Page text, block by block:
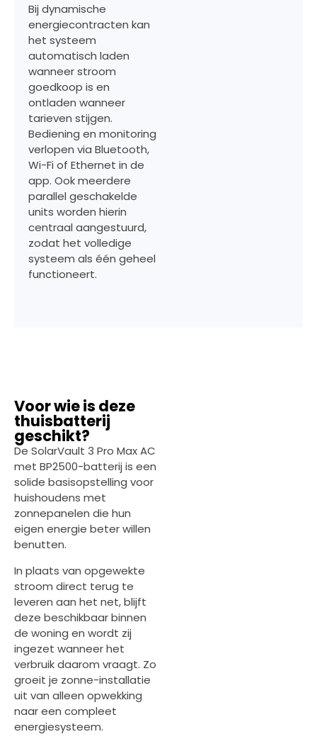
Bij dynamische
energiecontracten kan
het systeem
automatisch laden
wanneer stroom
goedkoop is en
ontladen wanneer
tarieven stijgen.
Bediening en monitoring
verlopen via Bluetooth,
Wi-Fi of Ethernet in de
app. Ook meerdere
parallel geschakelde
units worden hierin
centraal aangestuurd,
zodat het volledige
systeem als één geheel
functioneert.
Voor wie is deze
thuisbatterij
geschikt?
De SolarVault 3 Pro Max AC
met BP2500-batterij is een
solide basisopstelling voor
huishoudens met
zonnepanelen die hun
eigen energie beter willen
benutten.
In plaats van opgewekte
stroom direct terug te
leveren aan het net, blijft
deze beschikbaar binnen
de woning en wordt zij
ingezet wanneer het
verbruik daarom vraagt. Zo
groeit je zonne-installatie
uit van alleen opwekking
naar een compleet
energiesysteem.